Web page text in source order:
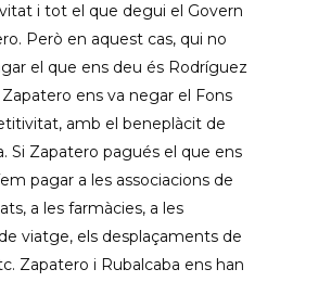
i tot el que degui el Govern
Però en aquest cas, qui no
el que ens deu és Rodríguez
ens va negar el Fons
amb el beneplàcit de
Si Zapatero pagués el que ens
pagar a les associacions de
a les farmàcies, a les
viatge, els desplaçaments de
Zapatero i Rubalcaba ens han